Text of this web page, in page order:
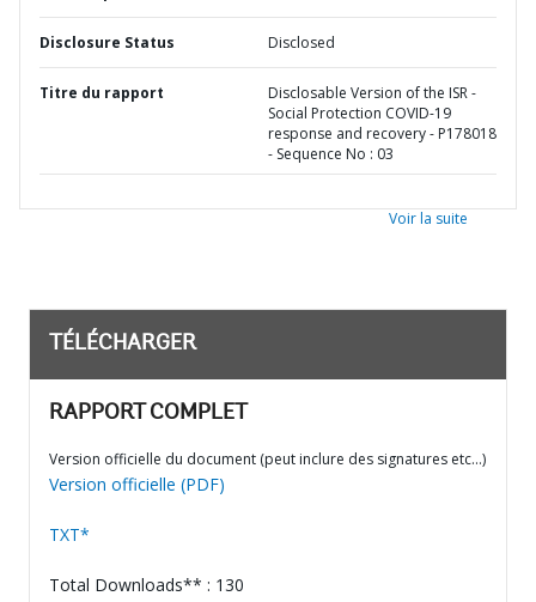
Disclosure Status Disclosed
Titre du rapport
Disclosable Version of the ISR -
Social Protection COVID-19
response and recovery - P178018
- Sequence No : 03
Voir la suite
TÉLÉCHARGER
RAPPORT COMPLET
Version officielle du document (peut inclure des signatures etc…)
Version officielle (PDF)
TXT*
Total Downloads** : 130